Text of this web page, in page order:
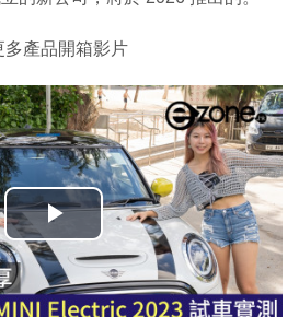
多產品開箱影片
播
放